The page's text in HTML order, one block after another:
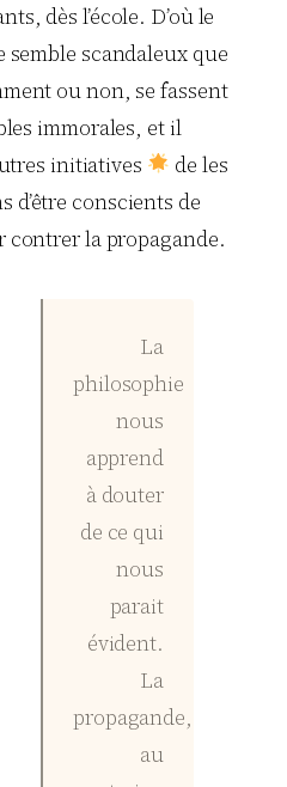
dès l’école. D’où le
semble scandaleux que
ou non, se fassent
immorales, et il
initiatives
de les
d’être conscients de
la propagande.
La
philosophie
nous
apprend
à douter
de ce qui
nous
parait
évident.
La
propagande,
au